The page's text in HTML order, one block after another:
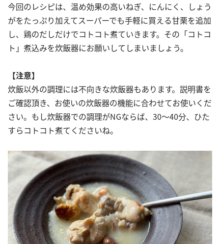
今回のレシピは、温め効果の高いねぎ、にんにく、しょう
がをたっぷり加えてスーパーでも手軽に買える甘栗を追加
し、鶏のだしだけでコトコト煮ていきます。その「コトコ
ト」煮込みを炊飯器にお願いしてしまいましょう。
【注意】
炊飯以外の調理には不向きな炊飯器もあります。説明書を
ご確認頂き、お使いの炊飯器の機能に合わせてお使いくだ
さい。もし炊飯器での調理がNGならば、30〜40分、ひた
すらコトコト煮てくださいね。